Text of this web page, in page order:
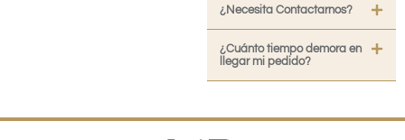
¿Necesita Contactarnos?
¿Cuánto tiempo demora en
llegar mi pedido?